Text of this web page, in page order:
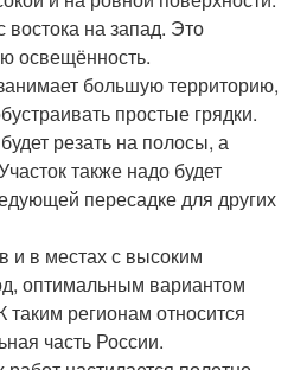
востока на запад. Это
освещённость.
большую территорию,
простые грядки.
резать на полосы, а
также надо будет
пересадке для других
и в местах с высоким
оптимальным вариантом
таким регионам относится
часть России.